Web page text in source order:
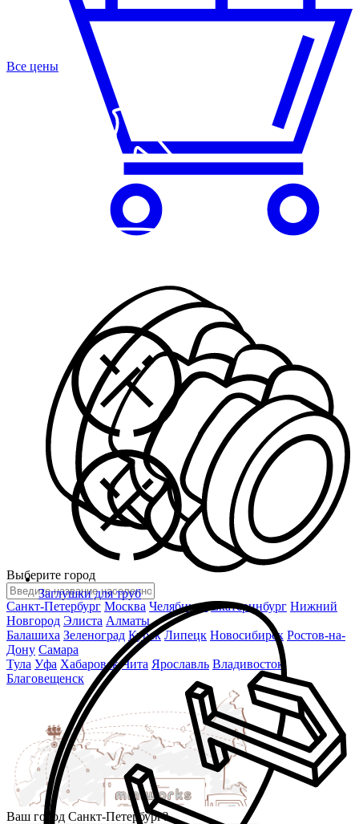
Заглушки для труб
Все цены
Выберите город
Санкт-Петербург Москва Челябинск Екатеринбург Нижний
Новгород Элиста Алматы
Балашиха Зеленоград Курск Липецк Новосибирск Ростов-на-
Дону Самара
Тула Уфа Хабаровск Чита Ярославль Владивосток
Благовещенск
Ваш город Санкт-Петербург?